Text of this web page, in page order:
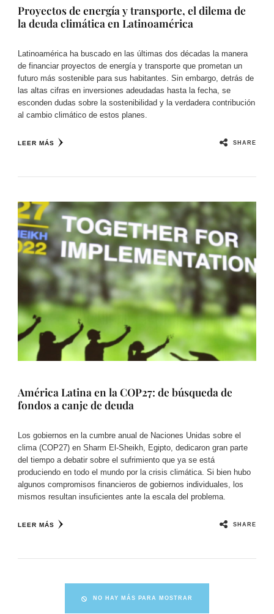
Proyectos de energía y transporte, el dilema de
la deuda climática en Latinoamérica
Latinoamérica ha buscado en las últimas dos décadas la manera
de financiar proyectos de energía y transporte que prometan un
futuro más sostenible para sus habitantes. Sin embargo, detrás de
las altas cifras en inversiones adeudadas hasta la fecha, se
esconden dudas sobre la sostenibilidad y la verdadera contribución
al cambio climático de estos planes.
LEER MÁS SHARE
América Latina en la COP27: de búsqueda de
fondos a canje de deuda
Los gobiernos en la cumbre anual de Naciones Unidas sobre el
clima (COP27) en Sharm El-Sheikh, Egipto, dedicaron gran parte
del tiempo a debatir sobre el sufrimiento que ya se está
produciendo en todo el mundo por la crisis climática. Si bien hubo
algunos compromisos financieros de gobiernos individuales, los
mismos resultan insuficientes ante la escala del problema.
LEER MÁS SHARE
NO HAY MÁS PARA MOSTRAR